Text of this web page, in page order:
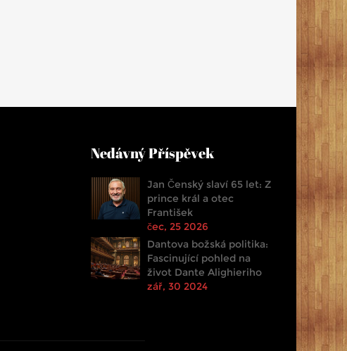
Nedávný Příspěvek
Jan Čenský slaví 65 let: Z
prince král a otec
František
čec, 25 2026
Dantova božská politika:
Fascinující pohled na
život Dante Alighieriho
zář, 30 2024